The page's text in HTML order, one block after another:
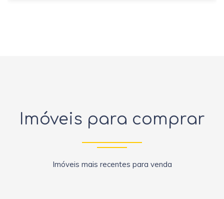
Imóveis para comprar
Imóveis mais recentes para venda